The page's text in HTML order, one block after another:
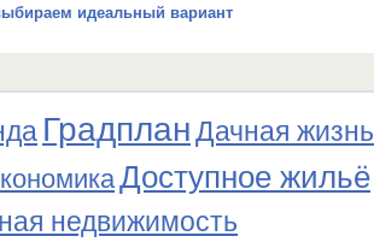
идеальный вариант
ГрадпланДачная жизнь
Доступное жильё
недвижимость